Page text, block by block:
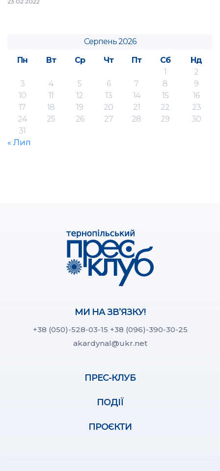
Серпень 2026
Пн
Вт Ср Чт Пт Сб
Нд
1
2
3
4 5 6 7 8
9
10
11 12 13 14 15
16
17
18 19 20 21 22
23
24
25 26 27 28 29
30
31
« Лип
МИ НА ЗВ’ЯЗКУ!
+38 (050)-528-03-15 +38 (096)-390-30-25
akardynal@ukr.net
ПРЕС-КЛУБ
ПОДІЇ
ПРОЄКТИ